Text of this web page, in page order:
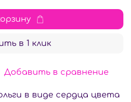
Добавить в сравнение
в 1 клик
в виде сердца цвета